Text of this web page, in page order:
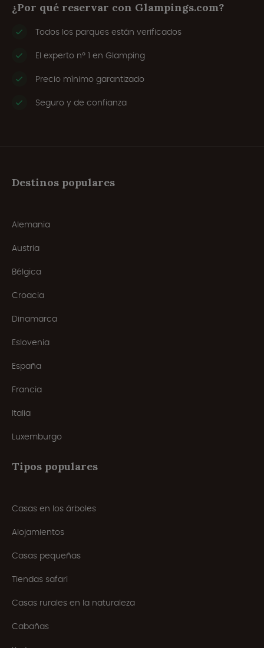
¿Por qué reservar con Glampings.com?
Todos los parques están verificados
El experto nº 1 en Glamping
Precio mínimo garantizado
Seguro y de confianza
Destinos populares
Alemania
Austria
Bélgica
Croacia
Dinamarca
Eslovenia
España
Francia
Italia
Luxemburgo
Tipos populares
Casas en los árboles
Alojamientos
Casas pequeñas
Tiendas safari
Casas rurales en la naturaleza
Cabañas